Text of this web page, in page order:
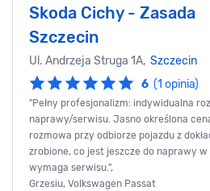
Skoda Cichy - Zasada
Szczecin
Ul. Andrzeja Struga 1A, Szczecin
6 (1 opinia)
"Pełny profesjonalizm: indywidualna
naprawy/serwisu. Jasno określona
rozmowa przy odbiorze pojazdu z
zrobione, co jest jeszcze do naprawy
wymaga serwisu.",
Grzesiu, Volkswagen Passat